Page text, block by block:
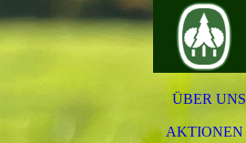
ÜBER UNS
AKTIONEN